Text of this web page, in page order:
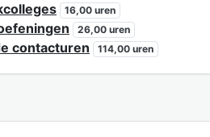
16,00 uren
26,00 uren
contacturen 114,00 uren